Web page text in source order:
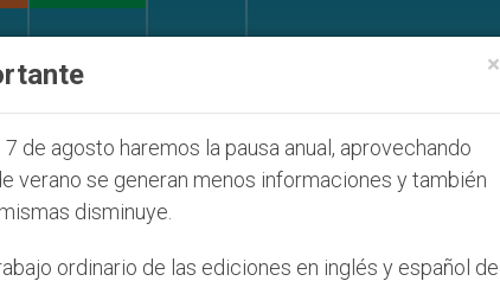
×
7 de agosto haremos la pausa anual, aprovechando
verano se generan menos informaciones y también
disminuye.
ordinario de las ediciones en inglés y español de